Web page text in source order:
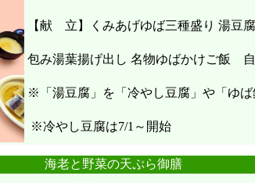
【献 立】くみあげゆば三種盛り 湯豆
包み湯葉揚げ出し 名物ゆばかけご飯
※「湯豆腐」を「冷やし豆腐」や「ゆば
※冷やし豆腐は7/1～開始
海老と野菜の天ぷら御膳